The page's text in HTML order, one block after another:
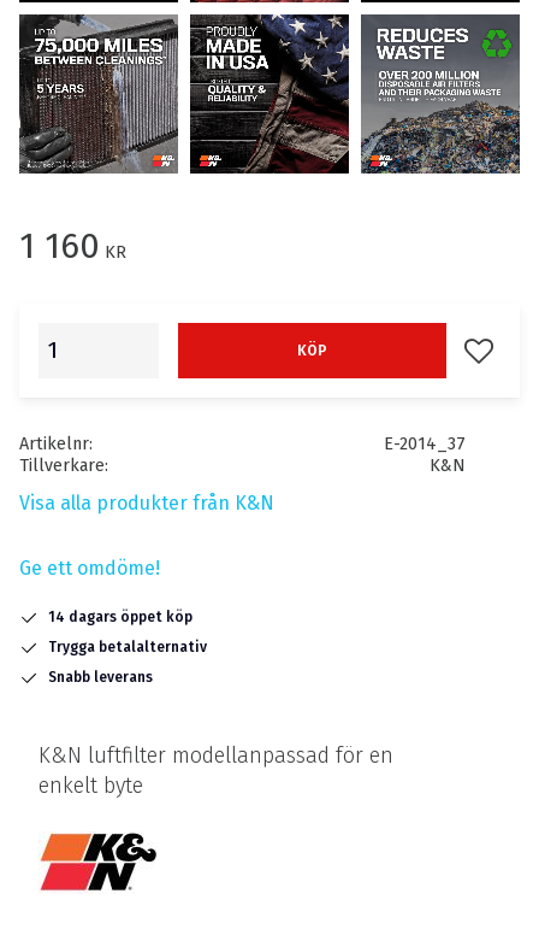
1 160 KR
KÖP Lägg
Artikelnr
E-2014_37
Tillverkare
K&N
Visa alla produkter från K&N
Ge ett omdöme!
14 dagars öppet köp
Trygga betalalternativ
Snabb leverans
K&N luftfilter modellanpassad för en
enkelt byte